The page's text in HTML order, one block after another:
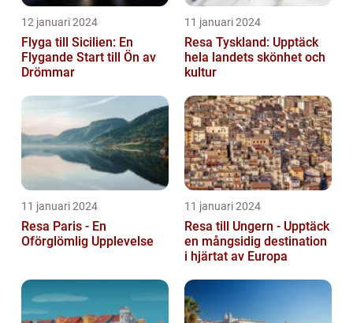
12 januari 2024
Flyga till Sicilien: En
Flygande Start till Ön av
Drömmar
11 januari 2024
Resa Tyskland: Upptäck
hela landets skönhet och
kultur
11 januari 2024
Resa Paris - En
Oförglömlig Upplevelse
11 januari 2024
Resa till Ungern - Upptäck
en mångsidig destination
i hjärtat av Europa